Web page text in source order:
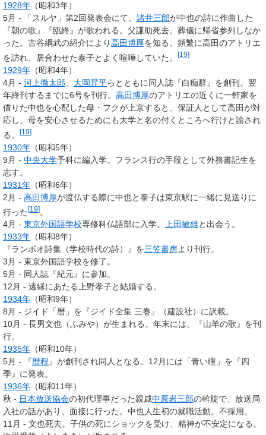
1928年 （昭和3年）
5月 - 「スルヤ」第2回発表会にて、 諸井三郎が中也の詩に作曲した
『朝の歌』『臨終』が歌われる。父謙助死去。葬儀に帰省参列しなか
った。古谷綱武の紹介により高田博厚を知る。頻繁に高田のアトリエ
を訪れ、居合わせた泰子とよく喧嘩していた。
[19]
1929年 （昭和4年）
4月 - 河上徹太郎 大岡昇平らとともに同人誌『白痴群』を創刊。翌
年終刊するまでに6号を刊行。 高田博厚のアトリエの近くに一軒家を
借りた中也を心配した母・フクが上京すると、保証人として高田が対
応し、母を安心させるためにも大学と名の付くところへ行けと諭され
る。
[19]
1930年 （昭和5年）
9月 - 中央大学予科に編入学。フランス行の手段として外務書記生を
志す。
1931年 （昭和6年）
2月 - 高田博厚が渡仏する際に中也と泰子は東京駅に一緒に見送りに
行った[19]。
4月 - 東京外国語学校専修科仏語部に入学。 上田敏雄と出会う。
1933年 （昭和8年）
『ランボオ詩集（学校時代の詩）』を三笠書房より刊行。
3月 - 東京外国語学校を修了。
5月 - 同人誌『紀元』に参加。
12月 - 遠縁にあたる上野孝子と結婚する。
1934年 （昭和9年）
8月 - ジイド「暦」を『ジイド全集 三巻』（建設社）に訳載。
10月 - 長男文也（ふみや）が生まれる。年末には、『山羊の歌』を刊
行。
1935年 （昭和10年）
5月 - 『歴程』が創刊され同人となる。12月には「青い瞳」を『四
季』に発表。
1936年 （昭和11年）
秋 - 日本放送協会の初代理事だった親戚中原岩三郎の斡旋で、放送局
入社の話があり、面接に行った。中也人生初の就職活動。不採用。
11月 - 文也死去。子供の死にショックを受け、精神が不安定になる。